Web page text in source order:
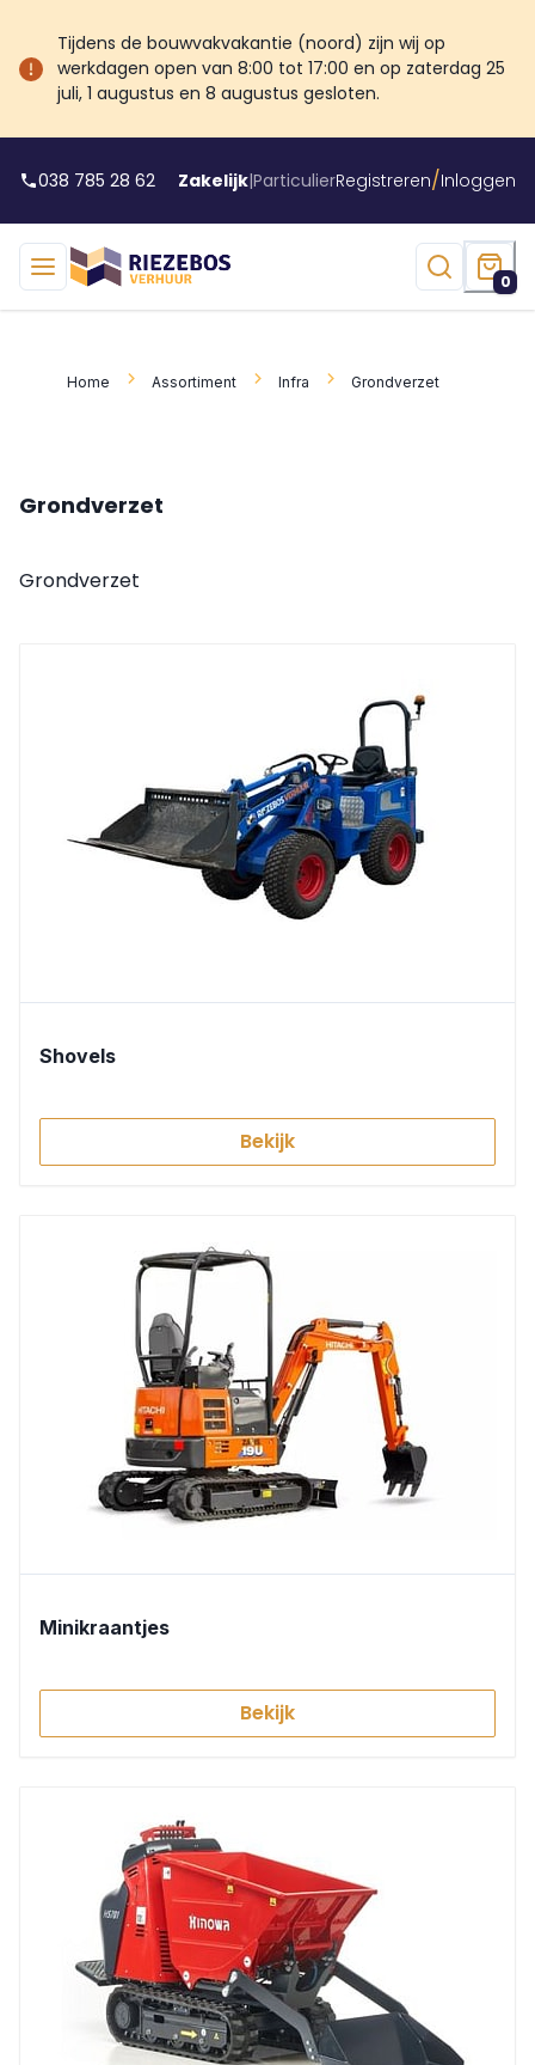
Tijdens de bouwvakvakantie (noord) zijn wij op
werkdagen open van 8:00 tot 17:00 en op zaterdag 25
juli, 1 augustus en 8 augustus gesloten.
038 785 28 62 Zakelijk|ParticulierRegistreren/Inloggen
0
Home Assortiment Infra Grondverzet
Grondverzet
Grondverzet
Shovels
Bekijk
Minikraantjes
Bekijk